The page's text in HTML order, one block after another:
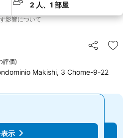
2 人、1 部屋
影響について
シェア
お
評価)
Makishi, 3 Chome-9-22
を表示
示